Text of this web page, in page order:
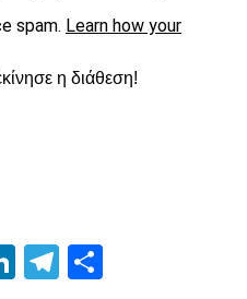
spam. Learn how your
η διάθεση!
LinkedIn
Telegram